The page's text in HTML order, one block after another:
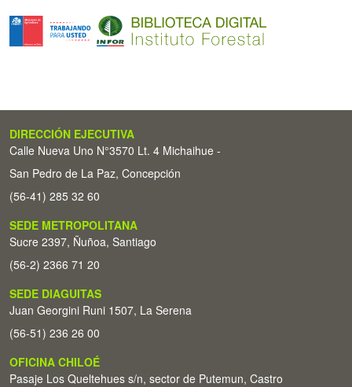
DIRECCIÓN EJECUTIVA
Calle Nueva Uno N°3570 Lt. 4 Michaihue -
San Pedro de La Paz, Concepción
(56-41) 285 32 60
SEDE METROPOLITANA
Sucre 2397, Ñuñoa, Santiago
(56-2) 2366 71 20
SEDE DIAGUITAS
Juan Georgini Runi 1507, La Serena
(56-51) 236 26 00
OFICINA CHILOÉ
Pasaje Los Queltehues s/n, sector de Putemun, Castro